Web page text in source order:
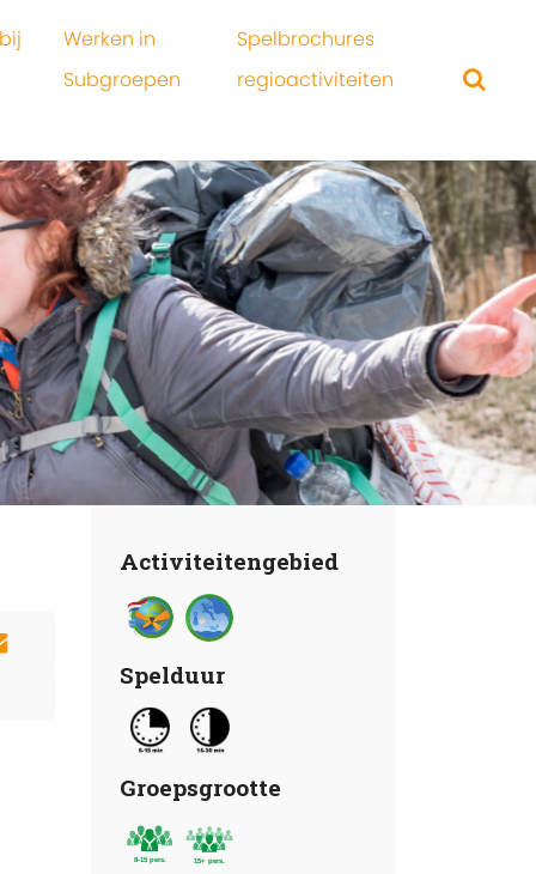
Werken in
Subgroepen
Spelbrochures
regioactiviteiten
Activiteitengebied
Spelduur
Groepsgrootte